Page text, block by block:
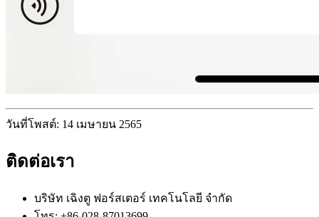
วันที่โพสต์: 14 เมษายน 2565
ติดต่อเรา
บริษัท เฉิงตู ฟอร์สเตอร์ เทคโนโลยี จำกัด